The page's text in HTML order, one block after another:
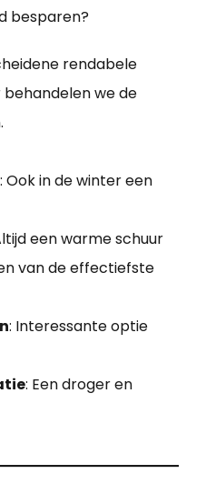
besparen?
rendabele
we de
: Ook in de winter een
een warme schuur
van de effectiefste
: Interessante optie
: Een droger en